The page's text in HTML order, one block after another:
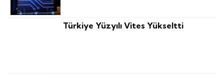
Türkiye Yüzyılı Vites Yükseltti